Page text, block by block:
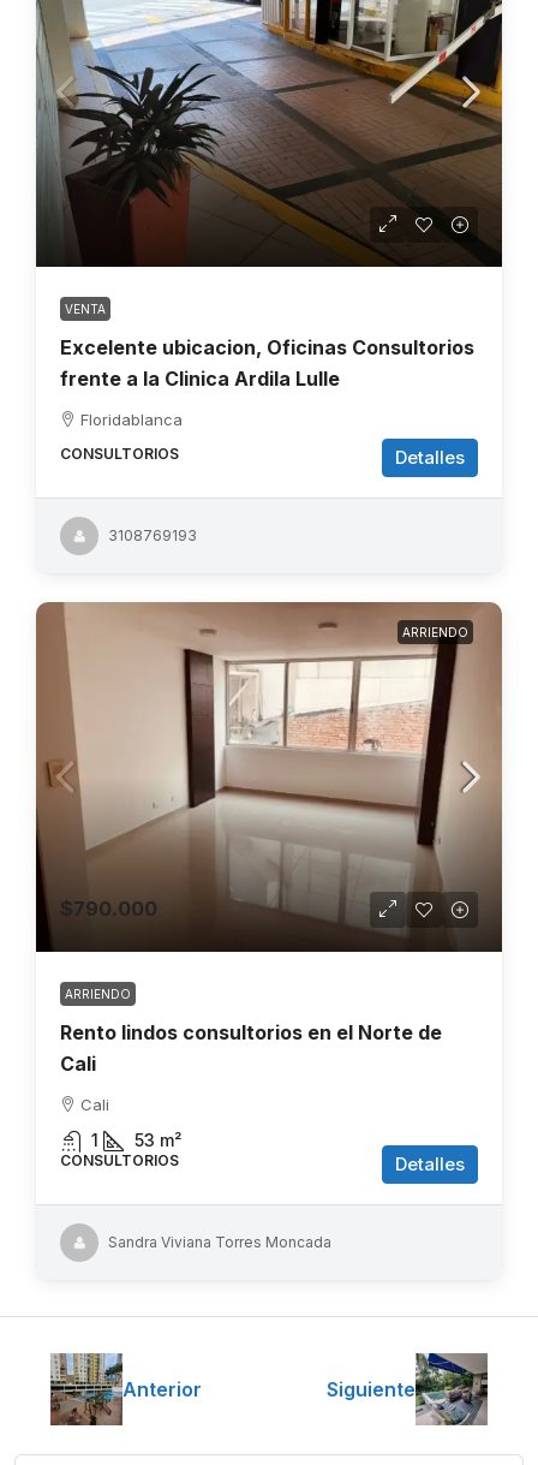
VENTA
Excelente ubicacion, Oficinas Consultorios
frente a la Clinica Ardila Lulle
Floridablanca
CONSULTORIOS Detalles
3108769193
ARRIENDO
$790.000
ARRIENDO
Rento lindos consultorios en el Norte de
Cali
Cali
1 53 m²
CONSULTORIOS Detalles
Sandra Viviana Torres Moncada
Anterior Siguiente